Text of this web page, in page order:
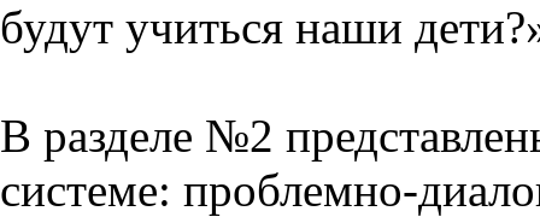
будут учиться наши
В разделе №2
системе: проблемно-